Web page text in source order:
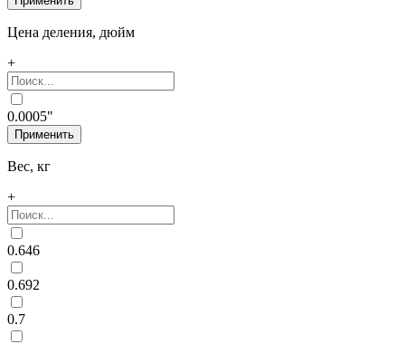
Цена деления, дюйм
+
0.0005"
Вес, кг
+
0.646
0.692
0.7